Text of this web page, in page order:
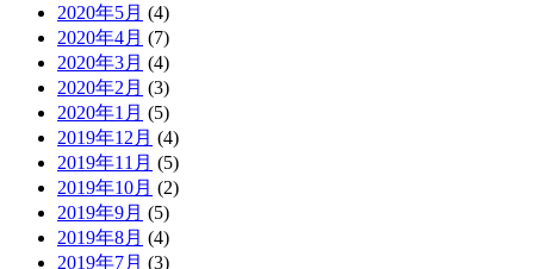
2020年5月 (4)
2020年4月 (7)
2020年3月 (4)
2020年2月 (3)
2020年1月 (5)
2019年12月 (4)
2019年11月 (5)
2019年10月 (2)
2019年9月 (5)
2019年8月 (4)
2019年7月 (3)